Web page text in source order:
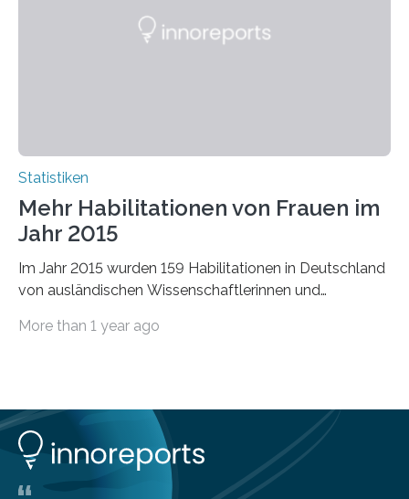
Statistiken
Mehr Habilitationen von Frauen im
Jahr 2015
Im Jahr 2015 wurden 159 Habilitationen in Deutschland
von ausländischen Wissenschaftlerinnen und
More than 1 year ago